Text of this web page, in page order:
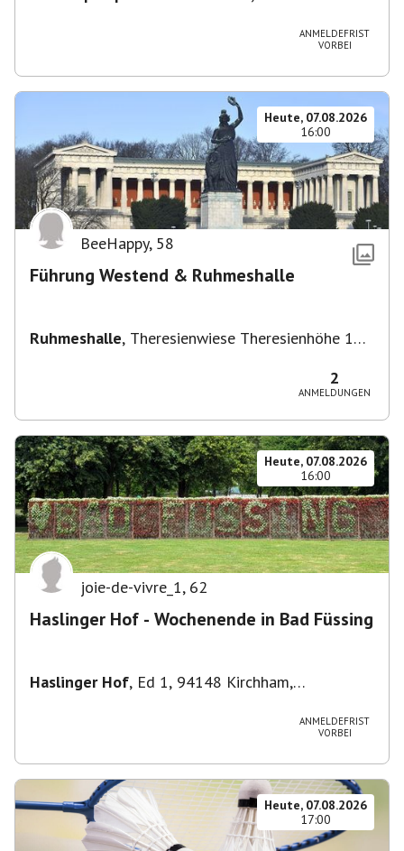
ANMELDEFRIST
VORBEI
Heute, 07.08.2026
16:00
BeeHappy, 58
Führung Westend & Ruhmeshalle
Ruhmeshalle, Theresienwiese Theresienhöhe 16,
2
ANMELDUNGEN
Heute, 07.08.2026
16:00
joie-de-vivre_1, 62
Haslinger Hof - Wochenende in Bad Füssing
Haslinger Hof, Ed 1, 94148 Kirchham,
ANMELDEFRIST
VORBEI
Heute, 07.08.2026
17:00